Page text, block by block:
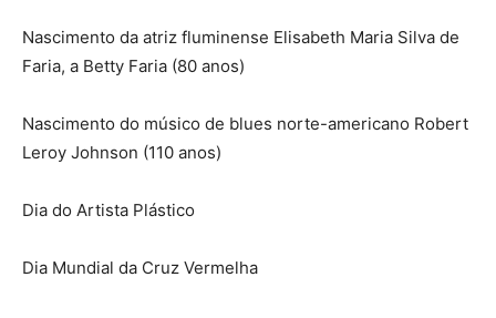
Nascimento da atriz fluminense Elisabeth Maria Silva de
Faria, a Betty Faria (80 anos)
Nascimento do músico de blues norte-americano Robert
Leroy Johnson (110 anos)
Dia do Artista Plástico
Dia Mundial da Cruz Vermelha